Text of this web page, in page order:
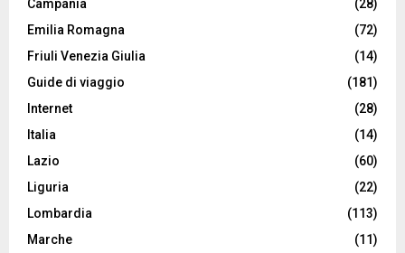
Campania
(28)
Emilia Romagna
(72)
Friuli Venezia Giulia
(14)
Guide di viaggio
(181)
Internet
(28)
Italia
(14)
Lazio
(60)
Liguria
(22)
Lombardia
(113)
Marche
(11)